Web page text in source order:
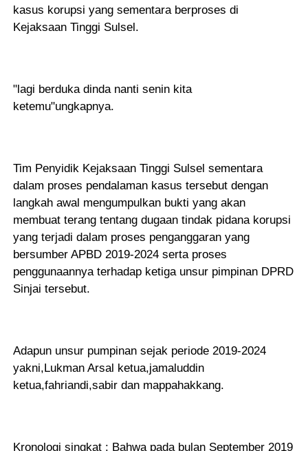
kasus korupsi yang sementara berproses di
Kejaksaan Tinggi Sulsel.
"lagi berduka dinda nanti senin kita
ketemu"ungkapnya.
Tim Penyidik Kejaksaan Tinggi Sulsel sementara
dalam proses pendalaman kasus tersebut dengan
langkah awal mengumpulkan bukti yang akan
membuat terang tentang dugaan tindak pidana korupsi
yang terjadi dalam proses penganggaran yang
bersumber APBD 2019-2024 serta proses
penggunaannya terhadap ketiga unsur pimpinan DPRD
Sinjai tersebut.
Adapun unsur pumpinan sejak periode 2019-2024
yakni,Lukman Arsal ketua,jamaluddin
ketua,fahriandi,sabir dan mappahakkang.
Kronologi singkat : Bahwa pada bulan September 2019